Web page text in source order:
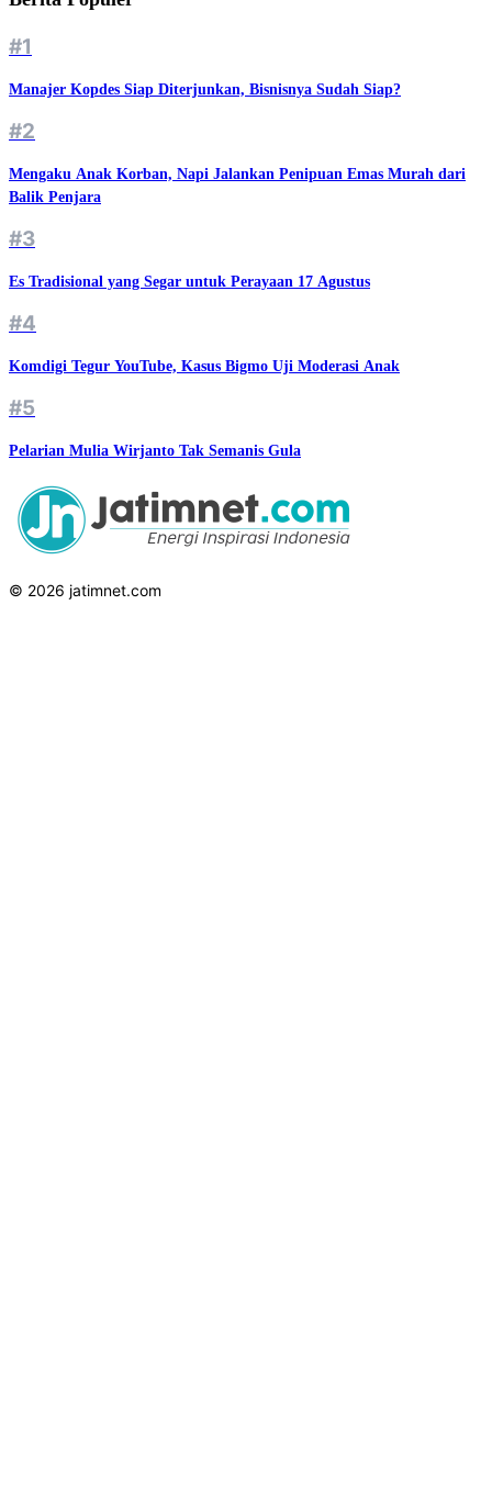
#1
Manajer Kopdes Siap Diterjunkan, Bisnisnya Sudah Siap?
#2
Mengaku Anak Korban, Napi Jalankan Penipuan Emas Murah dari
Balik Penjara
#3
Es Tradisional yang Segar untuk Perayaan 17 Agustus
#4
Komdigi Tegur YouTube, Kasus Bigmo Uji Moderasi Anak
#5
Pelarian Mulia Wirjanto Tak Semanis Gula
© 2026 jatimnet.com